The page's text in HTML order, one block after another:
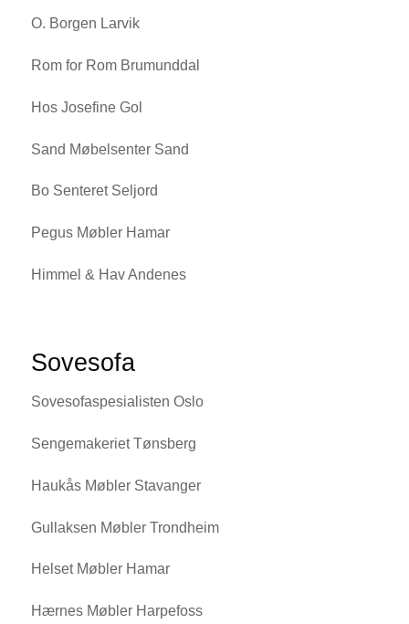
O. Borgen Larvik
Rom for Rom Brumunddal
Hos Josefine Gol
Sand Møbelsenter Sand
Bo Senteret Seljord
Pegus Møbler Hamar
Himmel & Hav Andenes
Sovesofa
Sovesofaspesialisten Oslo
Sengemakeriet Tønsberg
Haukås Møbler Stavanger
Gullaksen Møbler Trondheim
Helset Møbler Hamar
Hærnes Møbler Harpefoss